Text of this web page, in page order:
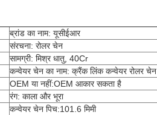
ब्रांड का नाम: यूसीईआर
संरचना: रोलर चेन
सामग्री: मिश्र धातु, 40Cr
कन्वेयर चेन का नाम: क्रैंक लिंक कन्वेयर रोलर चेन
OEM या नहीं:OEM आकार सकता है
रंग: काला और भूरा
कन्वेयर चेन पिच:101.6 मिमी